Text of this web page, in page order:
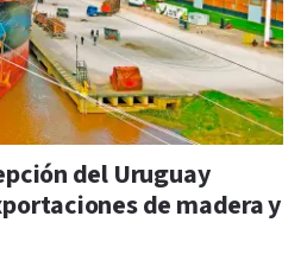
del Uruguay
de madera y